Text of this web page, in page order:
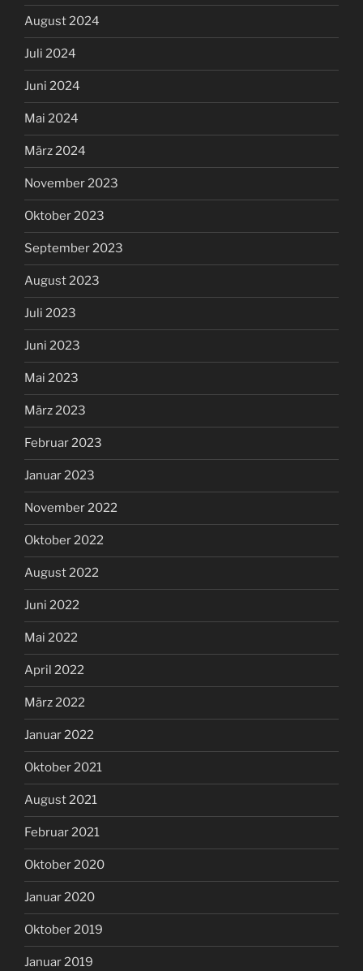
August 2024
Juli 2024
Juni 2024
Mai 2024
März 2024
November 2023
Oktober 2023
September 2023
August 2023
Juli 2023
Juni 2023
Mai 2023
März 2023
Februar 2023
Januar 2023
November 2022
Oktober 2022
August 2022
Juni 2022
Mai 2022
April 2022
März 2022
Januar 2022
Oktober 2021
August 2021
Februar 2021
Oktober 2020
Januar 2020
Oktober 2019
Januar 2019